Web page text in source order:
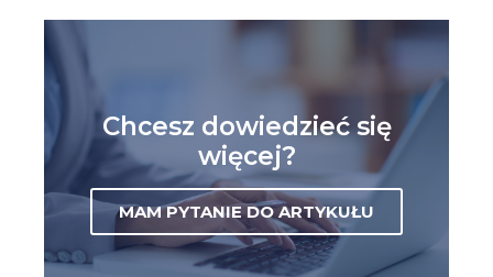
Chcesz dowiedzieć się
więcej?
MAM PYTANIE DO ARTYKUŁU